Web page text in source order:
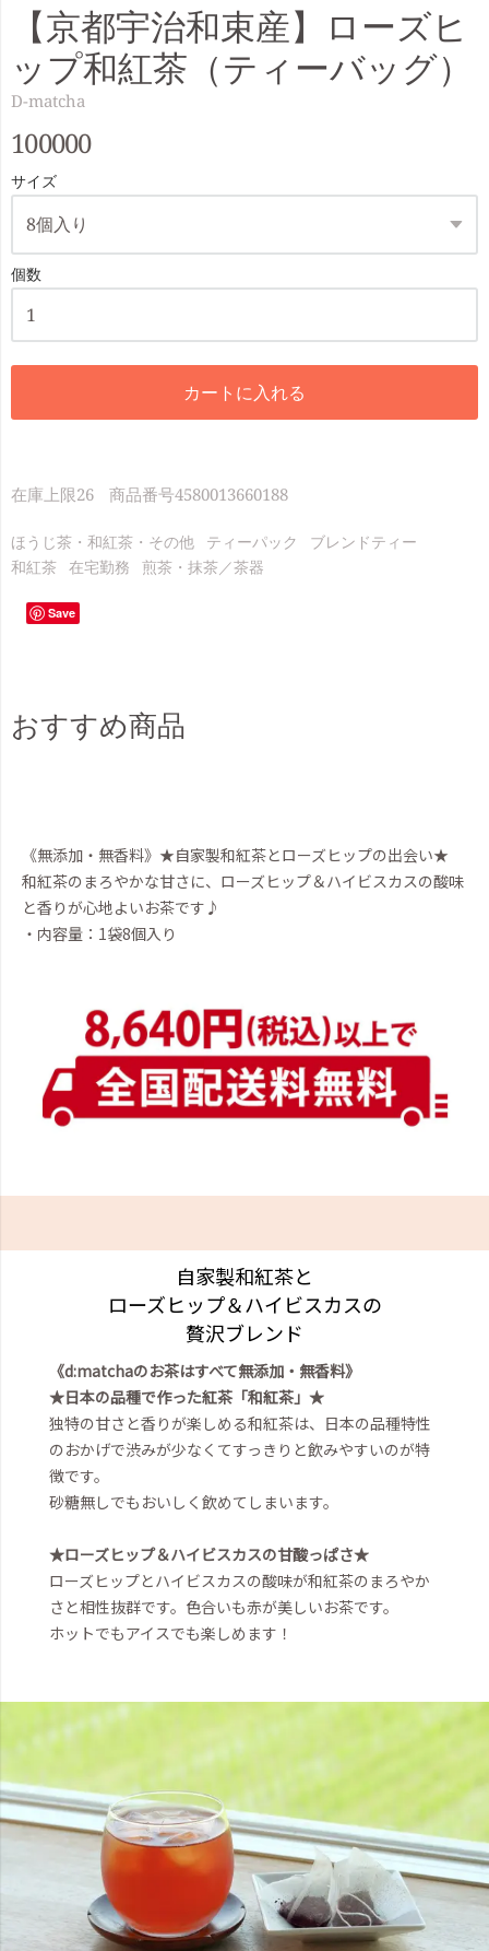
【京都宇治和束産】ローズヒ
ップ和紅茶（ティーバッグ）
D-matcha
100000
サイズ
個数
カートに入れる
在庫上限26 商品番号4580013660188
ほうじ茶・和紅茶・その他 ティーパック
ブレンドティー
和紅茶 在宅勤務 煎茶・抹茶／茶器
Save
おすすめ商品
《無添加・無香料》★自家製和紅茶とローズヒップの出会い★
和紅茶のまろやかな甘さに、ローズヒップ＆ハイビスカスの酸味
と香りが心地よいお茶です♪
・内容量：1袋8個入り
自家製和紅茶と
ローズヒップ＆ハイビスカスの
贅沢ブレンド
《d:matchaのお茶はすべて無添加・無香料》
★日本の品種で作った紅茶「和紅茶」★
独特の甘さと香りが楽しめる和紅茶は、日本の品種特性
のおかげで渋みが少なくてすっきりと飲みやすいのが特
徴です。
砂糖無しでもおいしく飲めてしまいます。
★ローズヒップ＆ハイビスカスの甘酸っぱさ★
ローズヒップとハイビスカスの酸味が和紅茶のまろやか
さと相性抜群です。色合いも赤が美しいお茶です。
ホットでもアイスでも楽しめます！